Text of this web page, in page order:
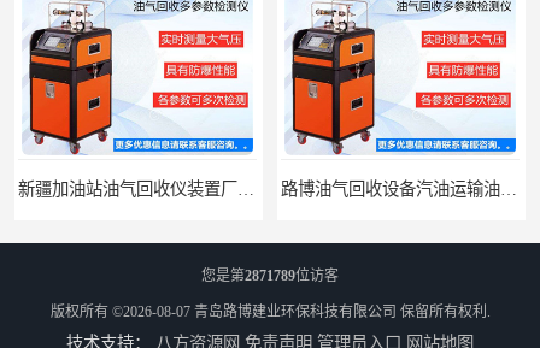
您是第2871789位访客
版权所有 ©2026-08-07 青岛路博建业环保科技有限公司 保留所有权利.
技术支持： 八方资源网 免责声明 管理员入口 网站地图